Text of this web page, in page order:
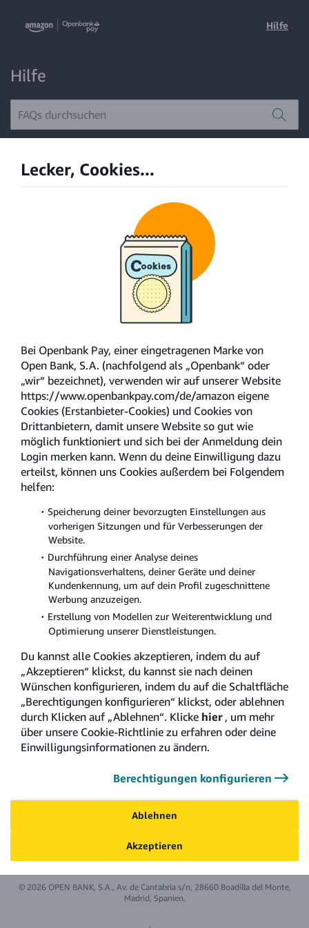
Hilfe
Hilfe
Neue Karte
Was ist eine Ratenschutzversicherung?
Was ist versichert?
Was ist nicht versichert und wie lang sind die
Wartezeiten?
Gibt es Deckungsbeschränkungen?
Welche Kündigungsmöglichkeiten hast du?
Wie kann ich einen Schadenfall eröffnen?
1
Impressum
Datenschutz- und Cookierichtlinie
Kundenbeschwerden
AGB
Cookie-Einstellungen
© 2026 OPEN BANK, S.A., Av. de Cantabria s/n, 28660 Boadilla del Monte,
Madrid, Spanien.
Lecker, Cookies...
Bei Openbank Pay, einer eingetragenen Marke von
Open Bank, S.A. (nachfolgend als „Openbank“ oder
„wir“ bezeichnet), verwenden wir auf unserer Website
https://www.openbankpay.com/de/amazon eigene
Cookies (Erstanbieter-Cookies) und Cookies von
Drittanbietern, damit unsere Website so gut wie
möglich funktioniert und sich bei der Anmeldung dein
Login merken kann. Wenn du deine Einwilligung dazu
erteilst, können uns Cookies außerdem bei Folgendem
helfen:
Speicherung deiner bevorzugten Einstellungen aus
vorherigen Sitzungen und für Verbesserungen der
Website.
Durchführung einer Analyse deines
Navigationsverhaltens, deiner Geräte und deiner
Kundenkennung, um auf dein Profil zugeschnittene
Werbung anzuzeigen.
Erstellung von Modellen zur Weiterentwicklung und
Optimierung unserer Dienstleistungen.
Du kannst alle Cookies akzeptieren, indem du auf
„Akzeptieren“ klickst, du kannst sie nach deinen
Wünschen konfigurieren, indem du auf die Schaltfläche
„Berechtigungen konfigurieren“ klickst, oder ablehnen
durch Klicken auf „Ablehnen“. Klicke hier , um mehr
über unsere Cookie-Richtlinie zu erfahren oder deine
Einwilligungsinformationen zu ändern.
Berechtigungen konfigurieren
Ablehnen
Akzeptieren